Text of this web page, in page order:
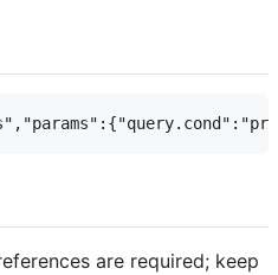
are required; keep